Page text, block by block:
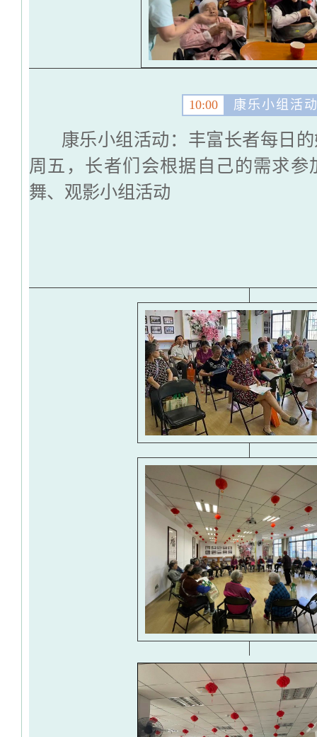
10:00 康乐小组活
康乐小组活动：丰富长者每日的
周五，长者们会根据自己的需求参
舞、观影小组活动